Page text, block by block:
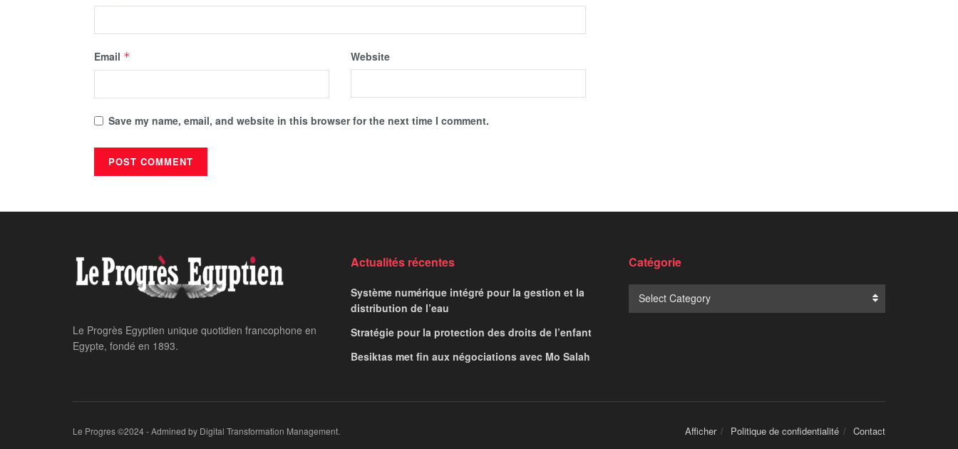
Email * Website
Save my name, email, and website in this browser for the next time I comment.
Le Progrès Egyptien unique quotidien francophone en
Egypte, fondé en 1893.
Actualités récentes
Système numérique intégré pour la gestion et la
distribution de l’eau
Stratégie pour la protection des droits de l’enfant
Besiktas met fin aux négociations avec Mo Salah
Catégorie
Select Category
Afficher Politique de confidentialité Contact
Le Progres ©2024 - Admined by Digital Transformation Management.